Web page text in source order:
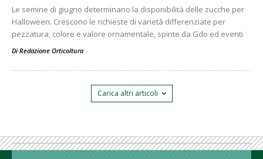
Le semine di giugno determinano la disponibilità delle zucche per
Halloween. Crescono le richieste di varietà differenziate per
pezzatura, colore e valore ornamentale, spinte da Gdo ed eventi
Di Redazione Orticoltura -
Carica altri articoli